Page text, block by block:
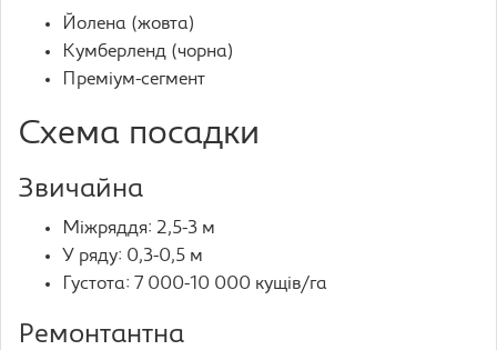
Йолена (жовта)
Кумберленд (чорна)
Преміум-сегмент
Схема посадки
Звичайна
Міжряддя: 2,5-3 м
У ряду: 0,3-0,5 м
Густота: 7 000-10 000 кущів/га
Ремонтантна